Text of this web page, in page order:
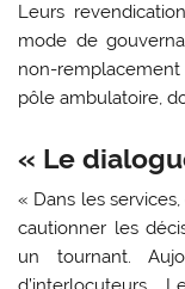
Leurs
mode de
non-remplacement
pôle ambulatoire,
« Le
« Dans les
cautionner les
un tournant.